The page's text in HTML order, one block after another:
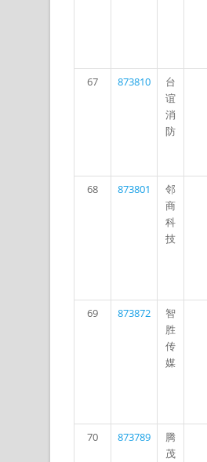
67
873810
台
谊
消
防
68
873801
邻
商
科
技
69
873872
智
胜
传
媒
70
873789
腾
茂